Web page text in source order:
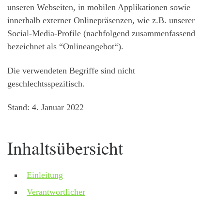
unseren Webseiten, in mobilen Applikationen sowie
innerhalb externer Onlinepräsenzen, wie z.B. unserer
Social-Media-Profile (nachfolgend zusammenfassend
bezeichnet als “Onlineangebot“).
Die verwendeten Begriffe sind nicht
geschlechtsspezifisch.
Stand: 4. Januar 2022
Inhaltsübersicht
Einleitung
Verantwortlicher